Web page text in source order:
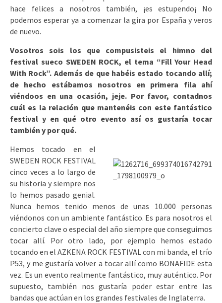
hace felices a nosotros también, ¡es estupendo¡ No
podemos esperar ya a comenzar la gira por España y veros
de nuevo.
Vosotros sois los que compusisteis el himno del
festival sueco SWEDEN ROCK, el tema “Fill Your Head
With Rock”. Además de que habéis estado tocando allí;
de hecho estábamos nosotros en primera fila ahí
viéndoos en una ocasión, jeje. Por favor, contadnos
cuál es la relación que mantenéis con este fantástico
festival y en qué otro evento así os gustaría tocar
también y por qué.
Hemos tocado en el
SWEDEN ROCK FESTIVAL
cinco veces a lo largo de
su historia y siempre nos
lo hemos pasado genial.
Nunca hemos tenido menos de unas 10.000 personas
viéndonos con un ambiente fantástico. Es para nosotros el
concierto clave o especial del año siempre que conseguimos
tocar allí. Por otro lado, por ejemplo hemos estado
tocando en el AZKENA ROCK FESTIVAL con mi banda, el trío
P53, y me gustaría volver a tocar allí como BONAFIDE esta
vez. Es un evento realmente fantástico, muy auténtico. Por
supuesto, también nos gustaría poder estar entre las
bandas que actúan en los grandes festivales de Inglaterra.